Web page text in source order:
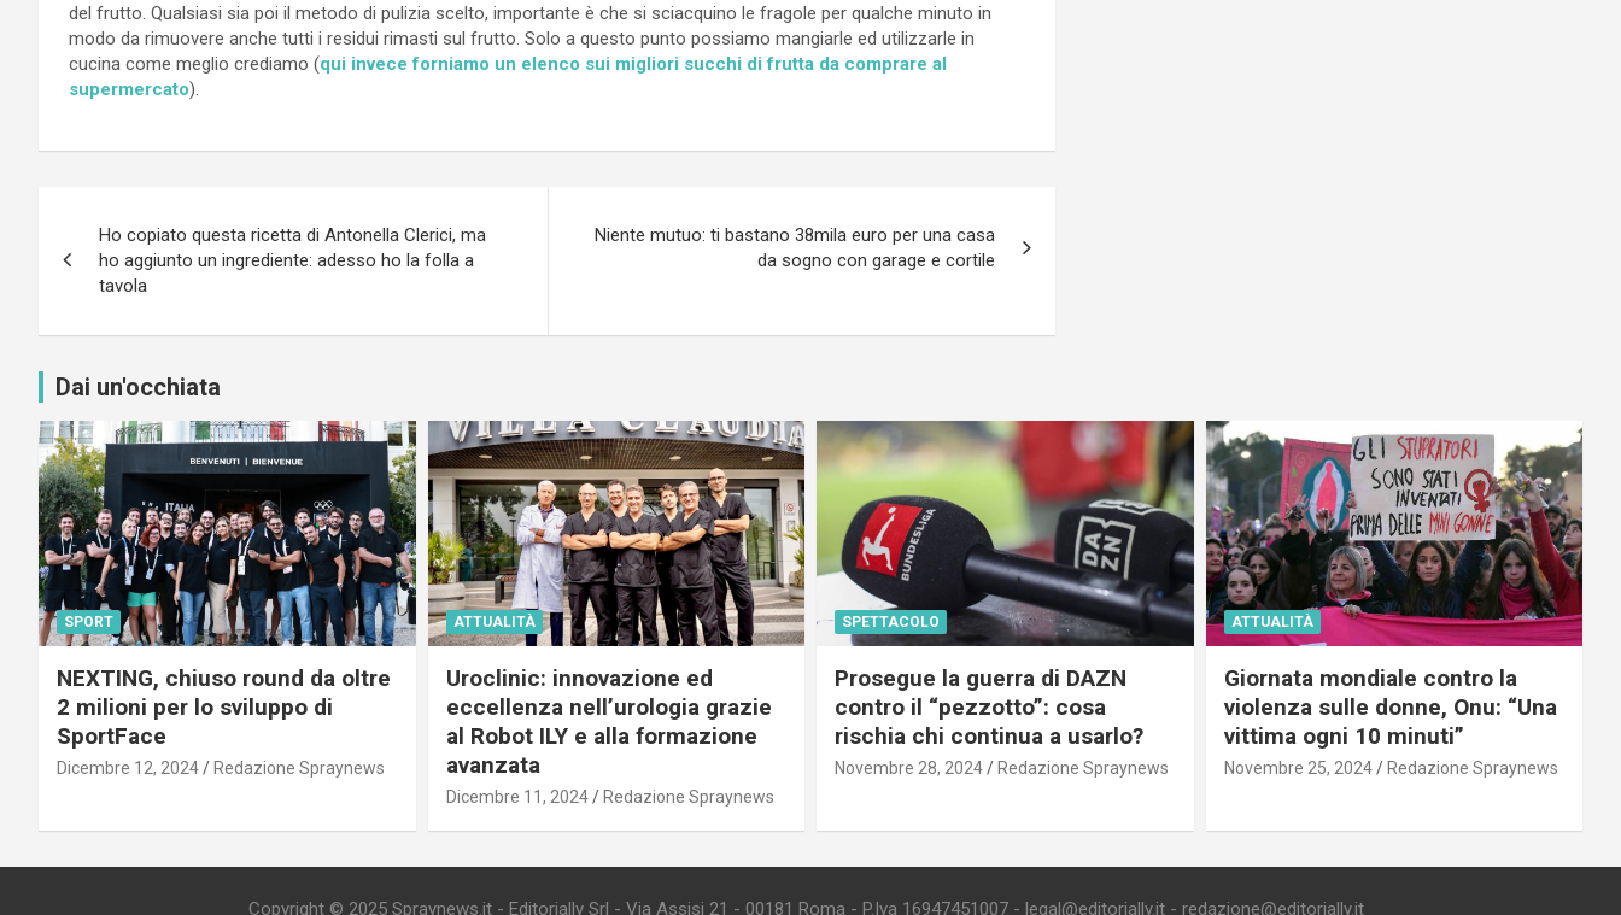
del frutto. Qualsiasi sia poi il metodo di pulizia scelto, importante è che si sciacquino le fragole per qualche minuto in
modo da rimuovere anche tutti i residui rimasti sul frutto. Solo a questo punto possiamo mangiarle ed utilizzarle in
cucina come meglio crediamo (qui invece forniamo un elenco sui migliori succhi di frutta da comprare al
supermercato).
articoli
Ho copiato questa ricetta di Antonella Clerici, ma
ho aggiunto un ingrediente: adesso ho la folla a
tavola
Niente mutuo: ti bastano 38mila euro per una casa
da sogno con garage e cortile
Dai un'occhiata
SPORT
NEXTING, chiuso round da oltre
2 milioni per lo sviluppo di
SportFace
Dicembre 12, 2024 Redazione Spraynews
ATTUALITÀ
Uroclinic: innovazione ed
eccellenza nell’urologia grazie
al Robot ILY e alla formazione
avanzata
Dicembre 11, 2024 Redazione Spraynews
SPETTACOLO
Prosegue la guerra di DAZN
contro il “pezzotto”: cosa
rischia chi continua a usarlo?
Novembre 28, 2024 Redazione Spraynews
ATTUALITÀ
Giornata mondiale contro la
violenza sulle donne, Onu: “Una
vittima ogni 10 minuti”
Novembre 25, 2024 Redazione Spraynews
Copyright © 2025 Spraynews.it - Editorially Srl - Via Assisi 21 - 00181 Roma - P.Iva 16947451007 - legal@editorially.it - redazione@editorially.it